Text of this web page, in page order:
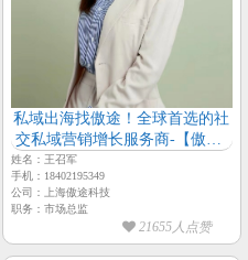
私域出海找傲途！全球首选的社
交私域营销增长服务商-【傲途-
市场总监-王召军】
姓名：王召军
手机：18402195349
公司：上海傲‮科途‬技
职务：市场总监
21655人点赞